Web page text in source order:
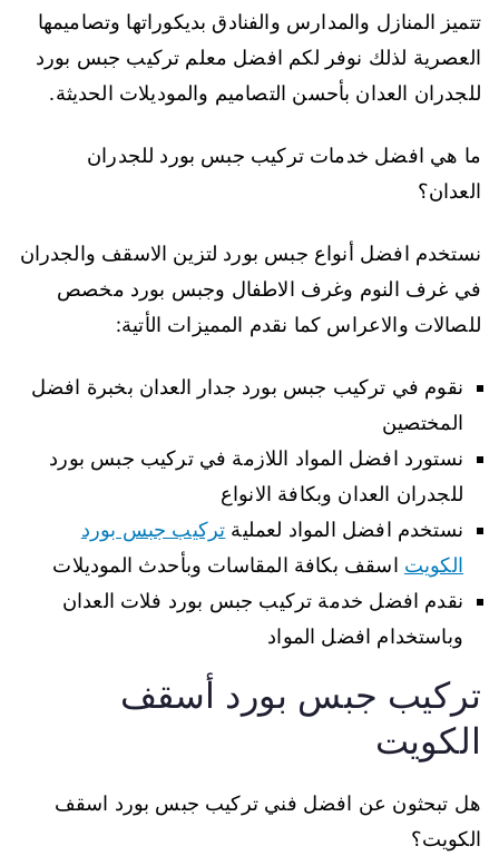
تتميز المنازل والمدارس والفنادق بديكوراتها وتصاميمها
العصرية لذلك نوفر لكم افضل معلم تركيب جبس بورد
للجدران العدان بأحسن التصاميم والموديلات الحديثة.
ما هي افضل خدمات تركيب جبس بورد للجدران
العدان؟
نستخدم افضل أنواع جبس بورد لتزين الاسقف والجدران
في غرف النوم وغرف الاطفال وجبس بورد مخصص
للصالات والاعراس كما نقدم المميزات الأتية:
نقوم في تركيب جبس بورد جدار العدان بخبرة افضل
المختصين
نستورد افضل المواد اللازمة في تركيب جبس بورد
للجدران العدان وبكافة الانواع
نستخدم افضل المواد لعملية تركيب جبس بورد
الكويت اسقف بكافة المقاسات وبأحدث الموديلات
نقدم افضل خدمة تركيب جبس بورد فلات العدان
وباستخدام افضل المواد
تركيب جبس بورد أسقف
الكويت
هل تبحثون عن افضل فني تركيب جبس بورد اسقف
الكويت؟